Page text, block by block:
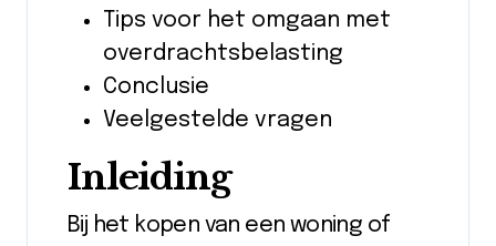
Tips voor het omgaan met
overdrachtsbelasting
Conclusie
Veelgestelde vragen
Inleiding
Bij het kopen van een woning of